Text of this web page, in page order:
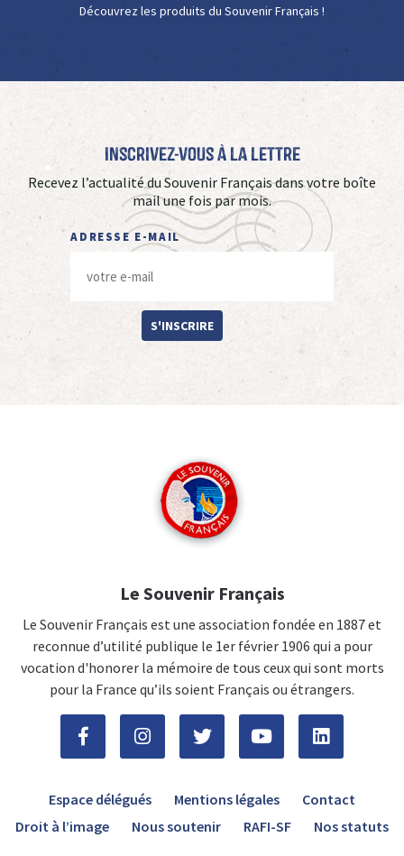
Découvrez les produits du Souvenir Français !
Inscrivez-vous à La Lettre
Recevez l’actualité du Souvenir Français dans votre boîte
mail une fois par mois.
ADRESSE E-MAIL
S'INSCRIRE
Le Souvenir Français
Le Souvenir Français est une association fondée en 1887 et
reconnue d’utilité publique le 1er février 1906 qui a pour
vocation d'honorer la mémoire de tous ceux qui sont morts
pour la France qu’ils soient Français ou étrangers.
Espace délégués Mentions légales
Contact
Droit à l’image
Nous soutenir RAFI-SF Nos statuts